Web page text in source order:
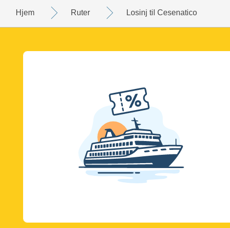
Hjem Ruter Losinj til Cesenatico